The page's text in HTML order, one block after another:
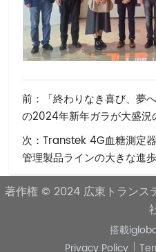
前： 「終わりなき喜び、夢
の2024年新年ガラが大盛況
次：Transtek 4G血糖測定
管理製品ラインの大きな進
著作権 © 2024 広東トランス
搭載
Privacy Policy